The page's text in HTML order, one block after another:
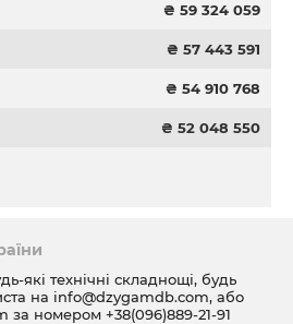
₴ 59 324 059
₴ 57 443 591
₴ 54 910 768
₴ 52 048 550
які технічні складнощі, будь
на info@dzygamdb.com, або
за номером +38(096)889-21-91